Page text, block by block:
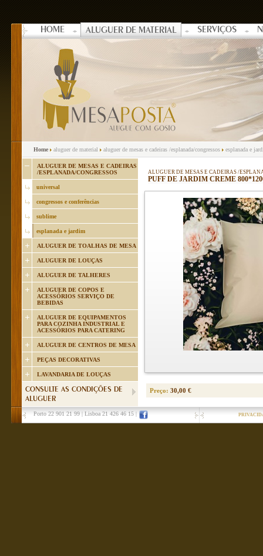
HOME ALUGUER DE MATERIAL SERVIÇOS
Home aluguer de material aluguer de mesas e cadeiras /esplanada/congressos esplanada e
ALUGUER DE MESAS E CADEIRAS
/ESPLANADA/CONGRESSOS
universal
congressos e conferências
sublime
esplanada e jardim
ALUGUER DE TOALHAS DE MESA
ALUGUER DE LOUÇAS
ALUGUER DE TALHERES
ALUGUER DE COPOS E
ACESSÓRIOS SERVIÇO DE
BEBIDAS
ALUGUER DE EQUIPAMENTOS
PARA COZINHA INDUSTRIAL E
ACESSÓRIOS PARA CATERING
ALUGUER DE CENTROS DE MESA
PEÇAS DECORATIVAS
LAVANDARIA DE LOUÇAS
CONSULTE AS CONDIÇÕES DE
ALUGUER
ALUGUER DE MESAS E CADEIRAS /
PUFF DE JARDIM CREME
Preço: 30,00 €
Porto 22 901 21 99 Lisboa 21 426 46 15